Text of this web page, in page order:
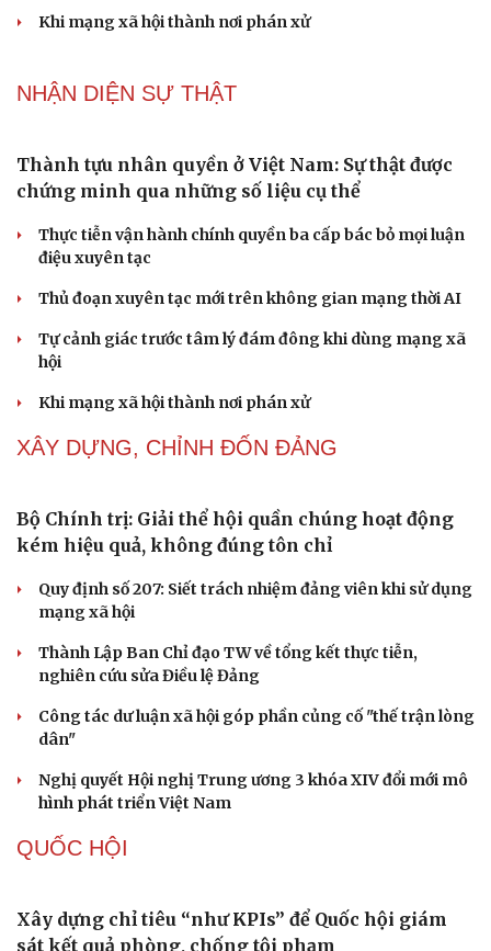
Khi mạng xã hội thành nơi phán xử
NHẬN DIỆN SỰ THẬT
Thành tựu nhân quyền ở Việt Nam: Sự thật được
chứng minh qua những số liệu cụ thể
Thực tiễn vận hành chính quyền ba cấp bác bỏ mọi luận
điệu xuyên tạc
Thủ đoạn xuyên tạc mới trên không gian mạng thời AI
Tự cảnh giác trước tâm lý đám đông khi dùng mạng xã
hội
Khi mạng xã hội thành nơi phán xử
XÂY DỰNG, CHỈNH ĐỐN ĐẢNG
Bộ Chính trị: Giải thể hội quần chúng hoạt động
kém hiệu quả, không đúng tôn chỉ
Quy định số 207: Siết trách nhiệm đảng viên khi sử dụng
mạng xã hội
Thành Lập Ban Chỉ đạo TW về tổng kết thực tiễn,
nghiên cứu sửa Điều lệ Đảng
Công tác dư luận xã hội góp phần củng cố "thế trận lòng
dân"
Nghị quyết Hội nghị Trung ương 3 khóa XIV đổi mới mô
hình phát triển Việt Nam
QUỐC HỘI
Xây dựng chỉ tiêu “như KPIs” để Quốc hội giám
sát kết quả phòng, chống tội phạm